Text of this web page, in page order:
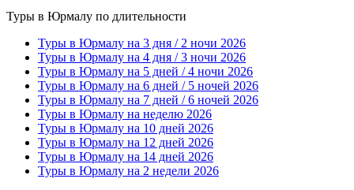
Туры в Юрмалу по длительности
Туры в Юрмалу на 3 дня / 2 ночи 2026
Туры в Юрмалу на 4 дня / 3 ночи 2026
Туры в Юрмалу на 5 дней / 4 ночи 2026
Туры в Юрмалу на 6 дней / 5 ночей 2026
Туры в Юрмалу на 7 дней / 6 ночей 2026
Туры в Юрмалу на неделю 2026
Туры в Юрмалу на 10 дней 2026
Туры в Юрмалу на 12 дней 2026
Туры в Юрмалу на 14 дней 2026
Туры в Юрмалу на 2 недели 2026